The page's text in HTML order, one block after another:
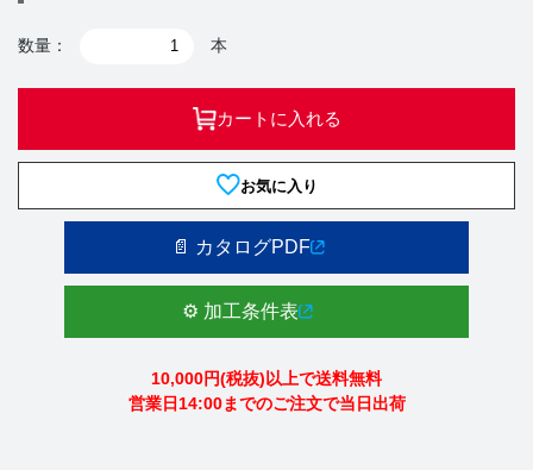
数量： 本
カートに入れる
お気に入り
📄 カタログPDF
⚙️ 加工条件表
10,000円(税抜)以上で送料無料
営業日14:00までのご注文で当日出荷